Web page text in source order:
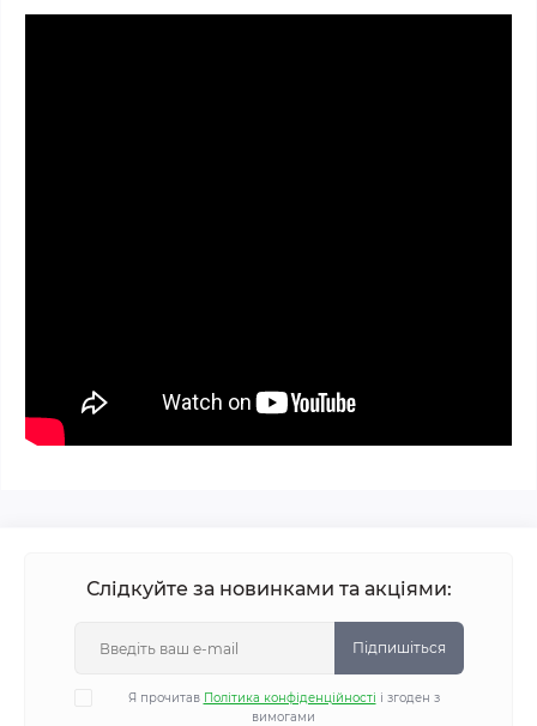
Слідкуйте за новинками та акціями:
Підпишіться
Я прочитав Політика конфіденційності і згоден з
вимогами